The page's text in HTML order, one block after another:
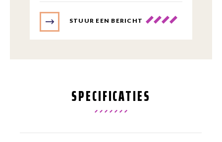
STUUR EEN BERICHT
SPECIFICATIES